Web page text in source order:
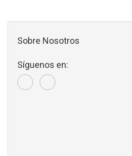
Sobre Nosotros
Síguenos en: